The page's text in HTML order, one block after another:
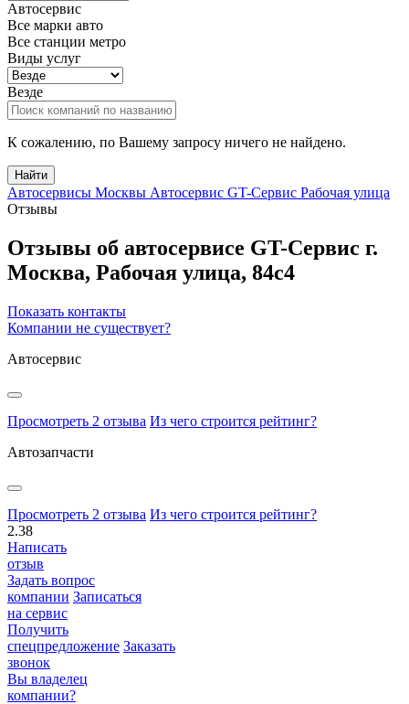
Автосервис
Все марки авто
Все станции метро
Виды услуг
Везде
К сожалению, по Вашему запросу ничего не найдено.
Найти
Автосервисы Москвы Автосервис GT-Сервис Рабочая улица
Отзывы
Отзывы об автосервисе GT-Сервис г.
Москва, Рабочая улица, 84с4
Показать контакты
Компании не существует?
Автосервис
Просмотреть 2 отзыва Из чего строится рейтинг?
Автозапчасти
Просмотреть 2 отзыва Из чего строится рейтинг?
2.38
Написать
отзыв
Задать вопрос
компании Записаться
на сервис
Получить
спецпредложение Заказать
звонок
Вы владелец
компании?